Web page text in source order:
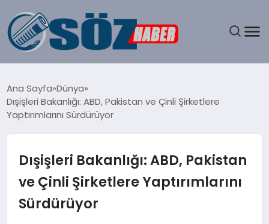
SPOR
EKONOMI
EĞITIM
Ana Sayfa Dünya
Dışişleri Bakanlığı: ABD, Pakistan ve Çinli Şirketlere
Yaptırımlarını Sürdürüyor
Dışişleri Bakanlığı: ABD, Pakistan
ve Çinli Şirketlere Yaptırımlarını
Sürdürüyor